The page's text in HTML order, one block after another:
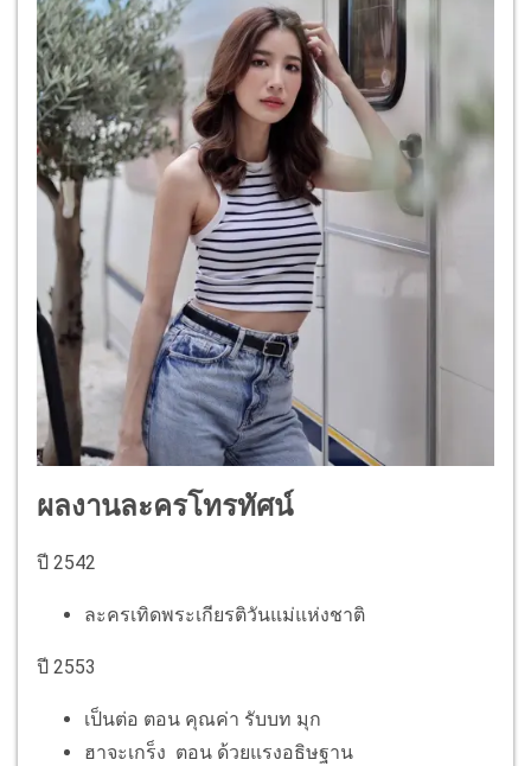
ผลงานละครโทรทัศน์
ปี 2542
ละครเทิดพระเกียรติวันแม่แห่งชาติ
ปี 2553
เป็นต่อ ตอน คุณค่า รับบท มุก
ฮาจะเกร็ง ตอน ด้วยแรงอธิษฐาน